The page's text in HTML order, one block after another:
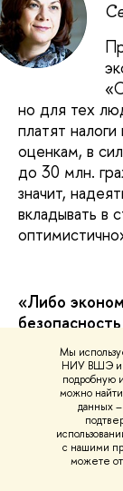
Мы
НИУ ВШЭ и
подробную
можно найти
данных –
с нашими
можете
но для тех
платят
оценкам, в
до 30 млн.
значит,
вкладывать в
«Либо
стало
9